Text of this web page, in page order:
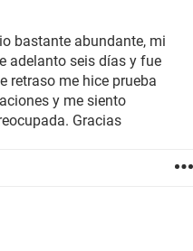
bastante abundante, mi
adelanto seis días y fue
retraso me hice prueba
y me siento
Gracias